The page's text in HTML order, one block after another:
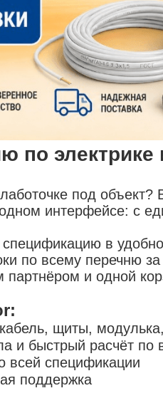
по
под
интерфейсе: с
спецификацию в
по всему перечню
и одной
щиты,
и быстрый расчёт по
всей спецификации
поддержка